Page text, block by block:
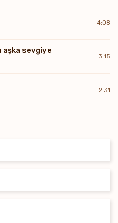
4:08
aşka sevgiye
3:15
2:31